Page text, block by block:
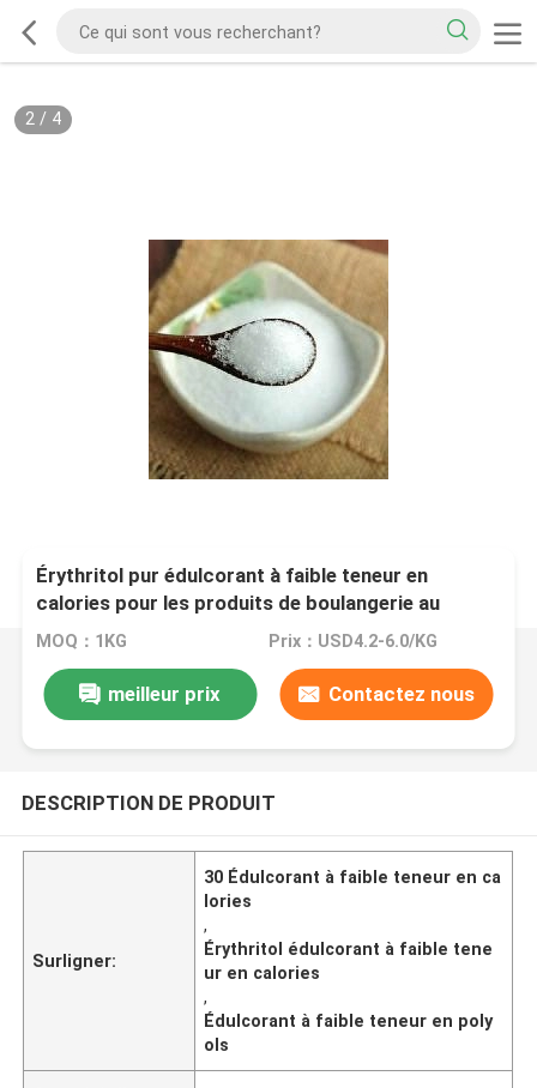
2/ 4
Érythritol pur édulcorant à faible teneur en
calories pour les produits de boulangerie au
chocolat
MOQ：1KG Prix：USD4.2-6.0/KG
meilleur prix Contactez nous
DESCRIPTION DE PRODUIT
Surligner:
30 Édulcorant à faible teneur en ca
lories
,
Érythritol édulcorant à faible tene
ur en calories
,
Édulcorant à faible teneur en poly
ols